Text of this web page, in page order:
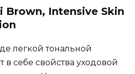
Brown, Intensive Skin
легкой тональной
в себе свойства уходовой